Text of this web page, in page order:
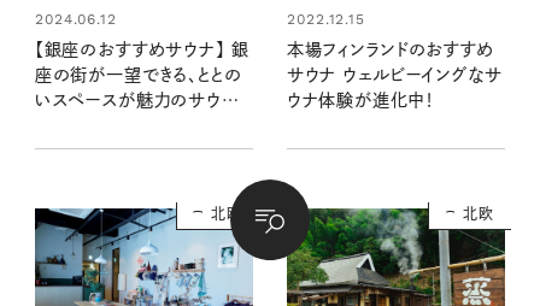
2024.06.12
【銀座のおすすめサウナ】 銀
座の街が一望できる、ととの
いスペースが魅力のサウナ
清水みさとの食いしんぼう寄
2022.12.15
本場フィンランドのおすすめ
サウナ ウェルビーイングなサ
ウナ体験が進化中！
北欧 北欧